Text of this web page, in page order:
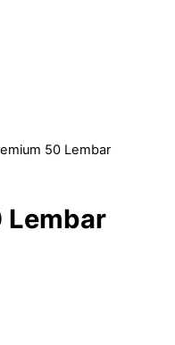
50 Lembar
Lembar